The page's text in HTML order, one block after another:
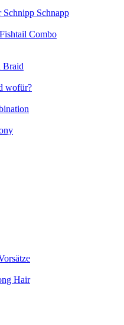
Schnapp
Combo
Braid
wofür?
Hair